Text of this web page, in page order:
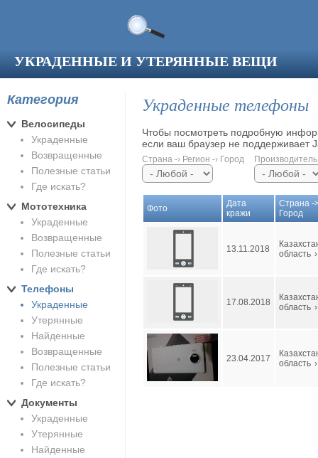
УКРАДЕННЫЕ И УТЕРЯННЫЕ ВЕЩИ
Украденные телефоны
Чтобы посмотреть подробную
если ваш браузер не поддерживает
Страна -› Регион -› Город
Фото
Дата
кражи
Страна -
Город
13.11.2018
область ›
17.08.2018
область ›
23.04.2017
область ›
Категория
Велосипеды
Украденные
Возвращенные
Полезные статьи
Где искать?
Мототехника
Украденные
Возвращенные
Полезные статьи
Где искать?
Телефоны
Украденные
Утерянные
Найденные
Возвращенные
Полезные статьи
Где искать?
Документы
Украденные
Утерянные
Найденные